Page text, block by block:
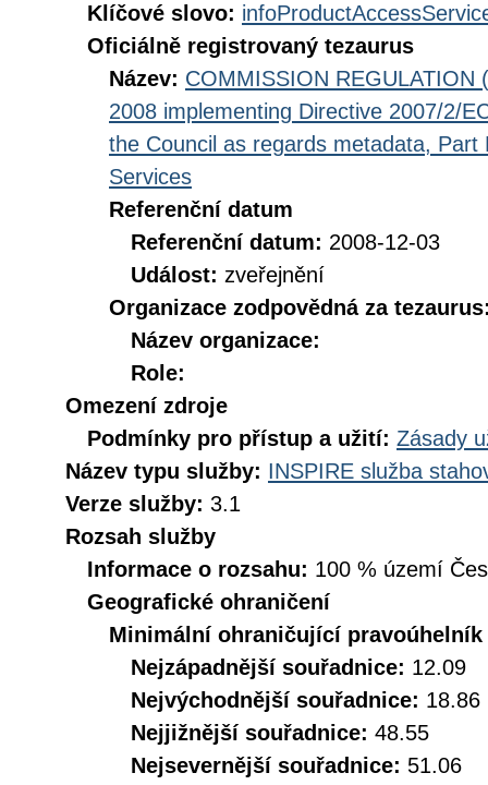
Klíčové slovo:
Oficiálně registrovaný tezaurus
Název: COMMISSION REGULATION
2008 implementing Directive 2007/2/
the Council as regards metadata,
Services
Referenční datum
Referenční datum: 2008-12-03
Událost: zveřejnění
Organizace zodpovědná za
Název organizace:
Role:
Omezení zdroje
Podmínky pro přístup a užití: Zásady
Název typu služby: INSPIRE služba
Verze služby: 3.1
Rozsah služby
Informace o rozsahu: 100 % území
Geografické ohraničení
Minimální ohraničující pravoúhelník
Nejzápadnější souřadnice: 12.09
Nejvýchodnější souřadnice: 18.86
Nejjižnější souřadnice: 48.55
Nejsevernější souřadnice: 51.06